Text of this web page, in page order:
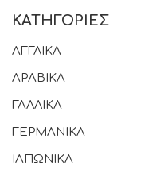
KΑΤΗΓΟΡΊΕΣ
ΑΓΓΛΙΚΑ
ΑΡΑΒΙΚΑ
ΓΑΛΛΙΚΑ
ΓΕΡΜΑΝΙΚΑ
ΙΑΠΩΝΙΚΑ